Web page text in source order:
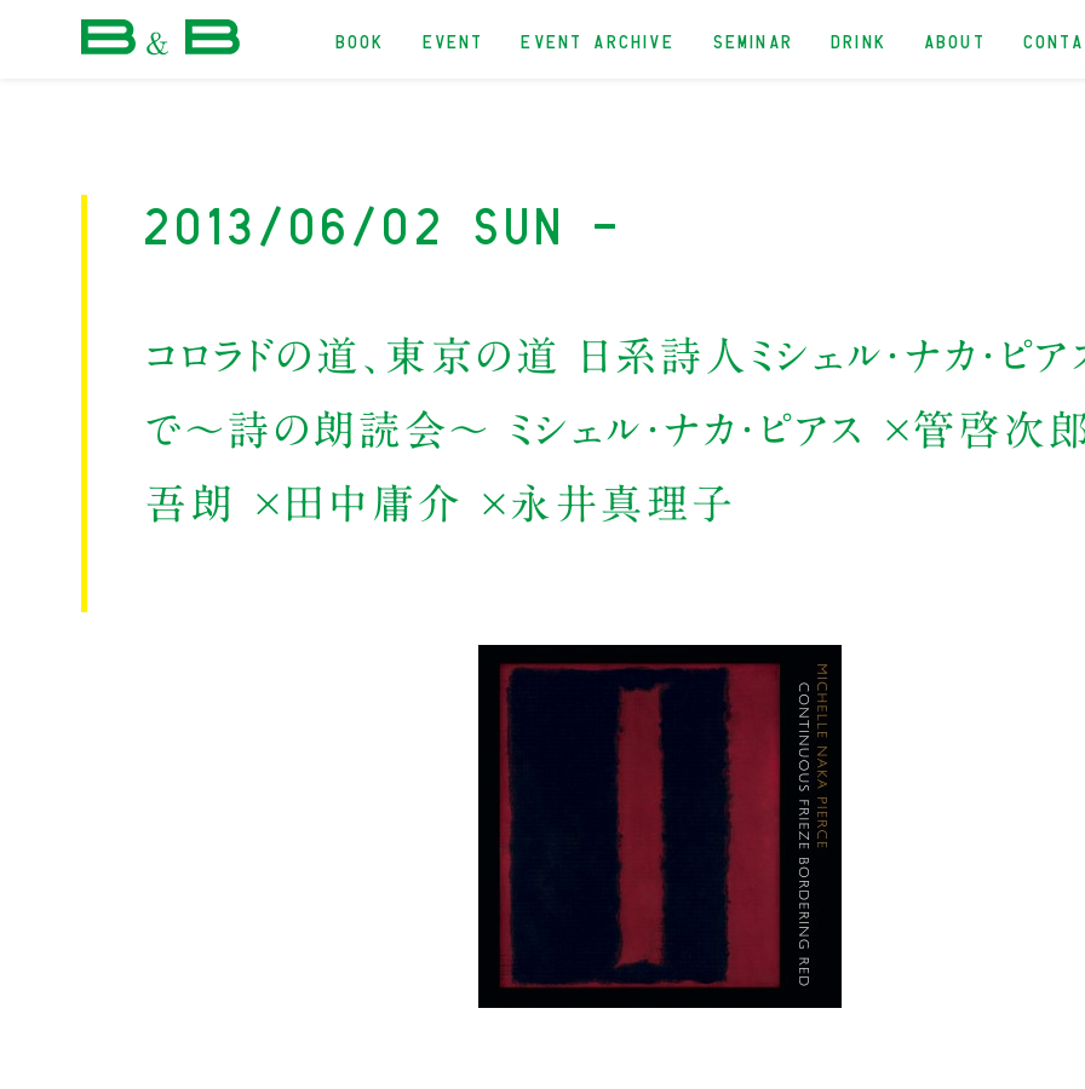
BOOK EVENT EVENT ARCHIVE SEMINAR DRINK ABOUT
2013/06/02 Sun -
コロラドの道、東京の道 日系詩人ミシェル・ナカ・ピ
で〜詩の朗読会〜 ミシェル・ナカ・ピアス ×管啓
吾朗 ×田中庸介 ×永井真理子